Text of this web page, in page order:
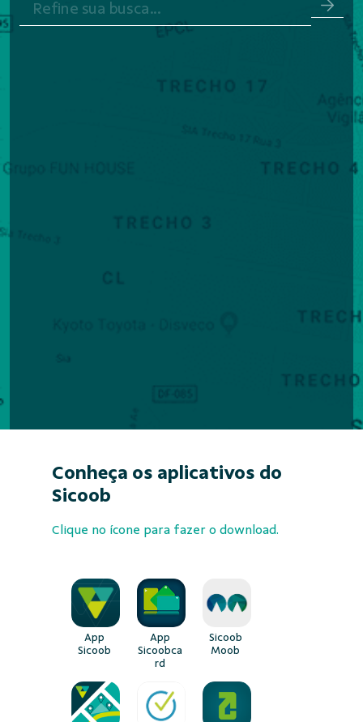
Conheça os aplicativos do
Sicoob
Clique no ícone para fazer o download.
App
Sicoob
App
Sicoobca
rd
Sicoob
Moob